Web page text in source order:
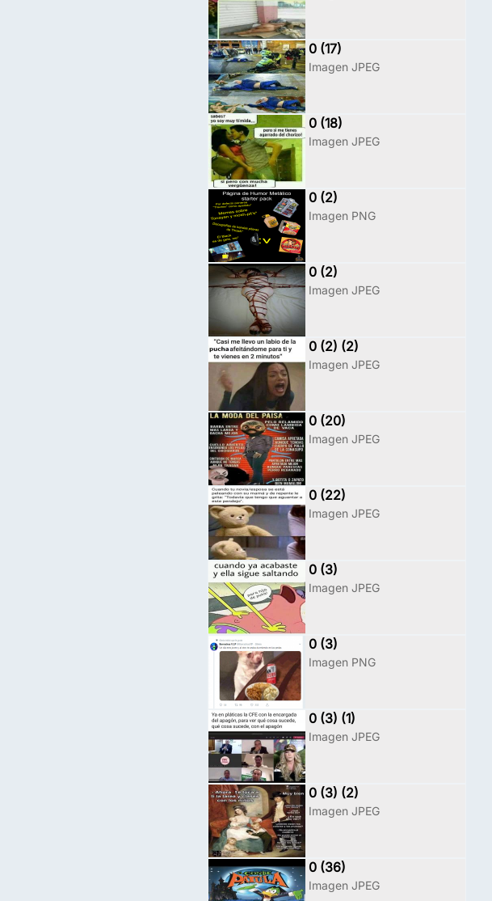
0 (17)
Imagen JPEG
0 (18)
Imagen JPEG
0 (2)
Imagen PNG
0 (2)
Imagen JPEG
0 (2) (2)
Imagen JPEG
0 (20)
Imagen JPEG
0 (22)
Imagen JPEG
0 (3)
Imagen JPEG
0 (3)
Imagen PNG
0 (3) (1)
Imagen JPEG
0 (3) (2)
Imagen JPEG
0 (36)
Imagen JPEG